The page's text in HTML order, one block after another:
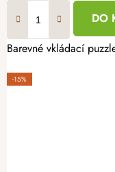
DO
Barevné vkládací
-15%